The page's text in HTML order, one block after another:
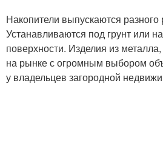
Накопители выпускаются
Устанавливаются под грунт или на
поверхности. Изделия из
на рынке с огромным выбором
у владельцев загородной